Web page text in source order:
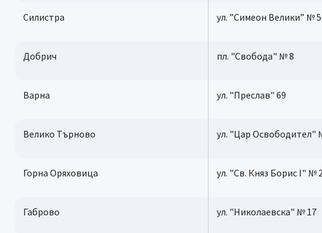
Силистра ул. ”Симеон Велики” №
Добрич пл. "Свобода" № 8
Варна ул. "Преслав" 69
Велико Търново ул. "Цар Освободител"
Горна Оряховица ул. "Св. Княз Борис І" №
Габрово ул. "Николаевска" № 17